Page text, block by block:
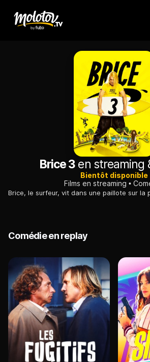
Brice 3 en streaming
Bientôt disponible
Films en streaming
Comédie en replay